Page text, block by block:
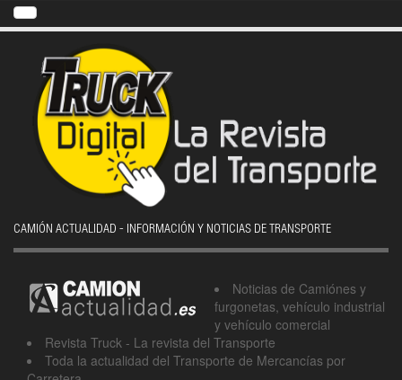
CAMIÓN ACTUALIDAD - INFORMACIÓN Y NOTICIAS DE TRANSPORTE
Noticias de Camiónes y
furgonetas, vehículo industrial
y vehículo comercial
Revista Truck - La revista del Transporte
Toda la actualidad del Transporte de Mercancías por